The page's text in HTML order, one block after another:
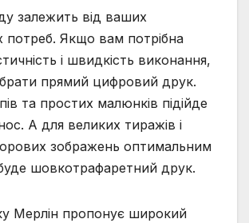
залежить від ваших
потреб. Якщо вам потрібна
і швидкість виконання,
прямий цифровий друк.
та простих малюнків підійде
А для великих тиражів і
зображень оптимальним
шовкотрафаретний друк.
Мерлін пропонує широкий